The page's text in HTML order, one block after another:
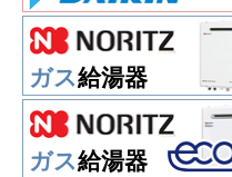
ガス給湯器
ガス給湯器